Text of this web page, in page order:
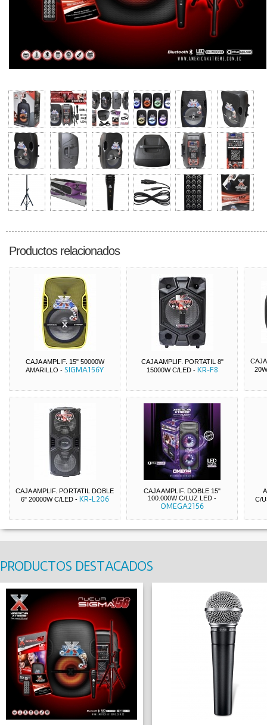
Productos relacionados
CAJA AMPLIF. 15" 50000W
AMARILLO - SIGMA156Y
CAJA AMPLIF. PORTATIL 8"
15000W C/LED- KR-F8
CAJA AMPLIF. PORTATIL DOBLE
6" 20000W C/LED- KR-L206
CAJA AMPLIF. DOBLE 15"
100.000W C/LUZ LED -
OMEGA2156
C/
PRODUCTOS DESTACADOS